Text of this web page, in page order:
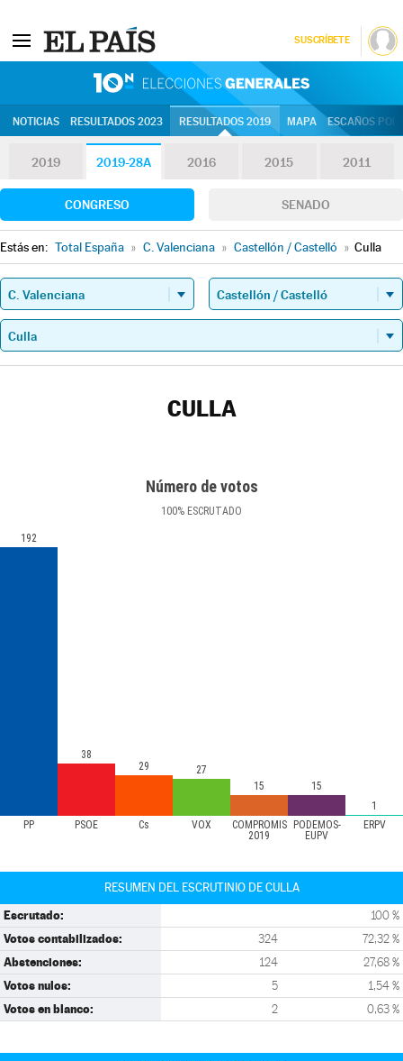
SUSCRÍBETE
NOTICIAS RESULTADOS 2023 RESULTADOS 2019 MAPA ESCAÑOS
2019 2019-28A 2016 2015 2011
CONGRESO SENADO
Estás en: Total España » C. Valenciana » Castellón / Castelló » Culla
CULLA
Número de votos
100% ESCRUTADO
PP PSOE Cs VOX
COMPROMÍS
2019
PODEMOS-
EUPV
ERPV
192
38
29
27
15
15
1
RESUMEN DEL ESCRUTINIO DE CULLA
Escrutado: 100 %
Votos contabilizados: 324 72,32 %
Abstenciones: 124 27,68 %
Votos nulos: 5 1,54 %
Votos en blanco: 2 0,63 %